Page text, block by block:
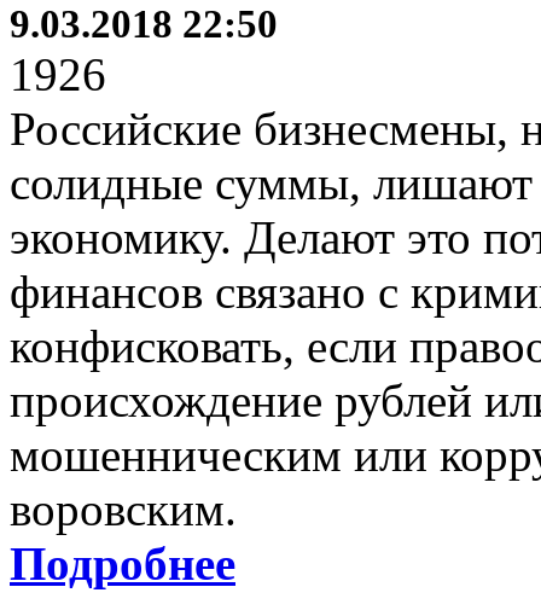
9.03.2018 22:50
1926
Российские бизнесмены,
солидные суммы, лишают
экономику. Делают это
финансов связано с
конфисковать, если
происхождение рублей
мошенническим или
воровским.
Подробнее